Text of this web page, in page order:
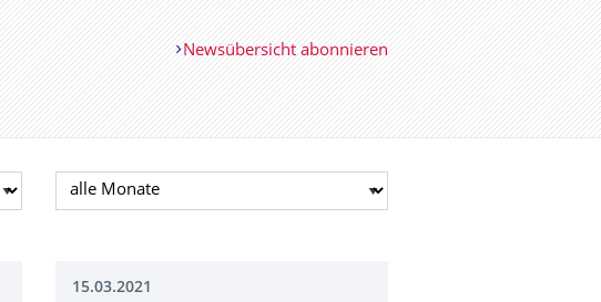
Newsübersicht abonnieren
Monat auswählen
15.03.2021